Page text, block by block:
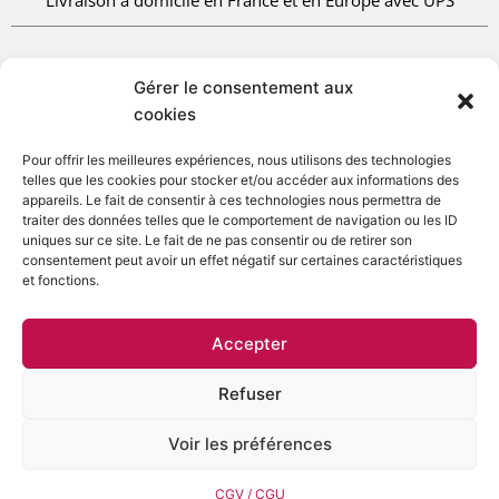
Gérer le consentement aux
cookies
Pour offrir les meilleures expériences, nous utilisons des technologies
telles que les cookies pour stocker et/ou accéder aux informations des
appareils. Le fait de consentir à ces technologies nous permettra de
traiter des données telles que le comportement de navigation ou les ID
uniques sur ce site. Le fait de ne pas consentir ou de retirer son
consentement peut avoir un effet négatif sur certaines caractéristiques
et fonctions.
Accepter
Refuser
Voir les préférences
CGV / CGU
L’abus d’alcool est dangereux pour la santé. A consommer
avec Modération
Ce site web utilise des cookies pour une meilleure
expérience sur notre site. Autoriser